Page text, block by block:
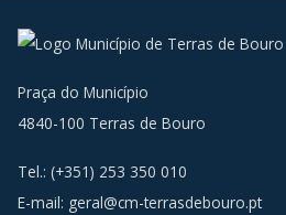
Praça do Município
4840-100 Terras de Bouro
Tel.: (+351) 253 350 010
E-mail: geral@cm-terrasdebouro.pt